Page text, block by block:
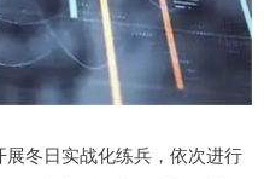
冬日实战化练兵，依次进行